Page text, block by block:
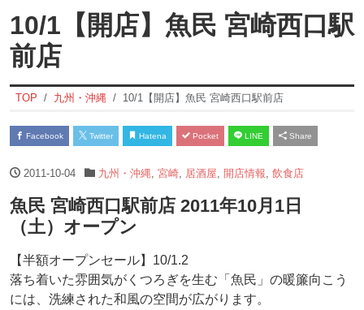
10/1【開店】魚民 宮崎西口駅
前店
TOP 九州・沖縄 10/1【開店】魚民 宮崎西口駅前店
Facebook Twitter Hatena Pocket LINE Share
2011-10-04 九州・沖縄 宮崎, 居酒屋 開店情報 飲食店
魚民 宮崎西口駅前店 2011年10月1日
（土）オープン
【半額オープンセール】10/1.2
落ち着いた雰囲気がくつろぎを生む「魚民」の暖簾向こう
には、洗練された和風の空間が広がります。